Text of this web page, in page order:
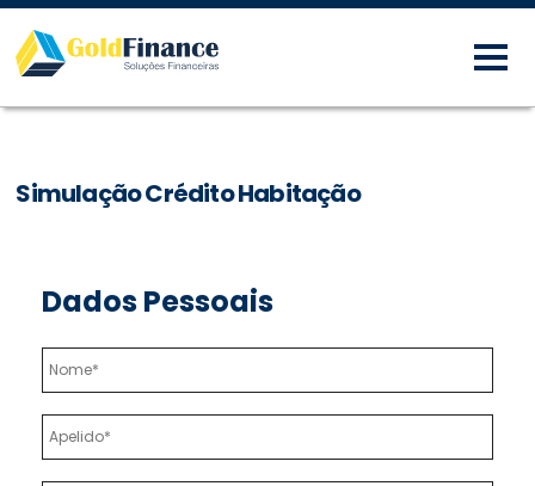
Simulação Crédito Habitação
Dados Pessoais